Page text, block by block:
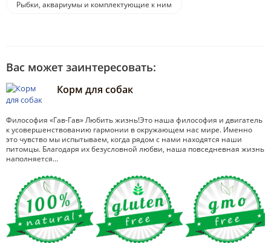
Рыбки, аквариумы и комплектующие к ним
Вас может заинтересовать:
Корм для собак
Философия «Гав-Гав» Любить жизнь!Это наша философия и двигатель
к усовершенствованию гармонии в окружающем нас мире. Именно
это чувство мы испытываем, когда рядом с нами находятся наши
питомцы. Благодаря их безусловной любви, наша повседневная жизнь
наполняется…